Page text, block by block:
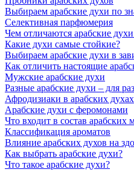
Выбираем арабские духи по
Селективная парфюмерия
Чем отличаются арабские
Какие духи самые стойкие?
Выбираем арабские духи в
Как отличить настоящие
Мужские арабские духи
Разные арабские духи – для
Афродизиаки в арабских духах
Арабские духи с феромонами
Что входит в состав арабских
Классификация ароматов
Влияние арабских духов на
Как выбрать арабские духи?
Что такое арабские духи?